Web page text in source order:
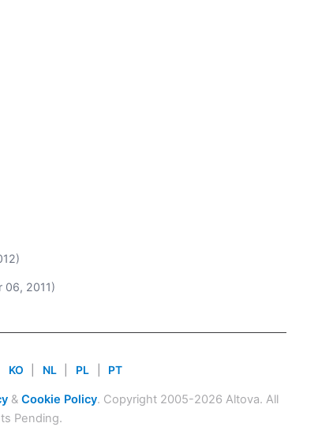
06, 2011)
KO NL PL PT
& Cookie Policy. Copyright 2005-2026 Altova. All
Pending.